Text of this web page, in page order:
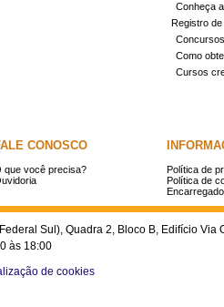
Conheça
Registro
Concursos
Como
Cursos
CONOSCO
que você precisa?
Política de
Política de
Sul), Quadra 2, Bloco B, Edifício
às 18:00
de cookies